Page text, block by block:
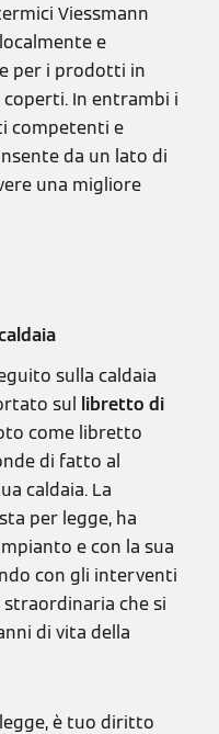
Viessmann
e
per i prodotti in
In entrambi i
competenti e
da un lato di
una migliore
sulla caldaia
sul libretto di
come libretto
di fatto al
caldaia. La
per legge, ha
e con la sua
con gli interventi
che si
di vita della
è tuo diritto